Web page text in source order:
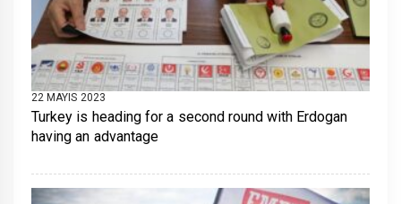
22 MAYIS 2023
Turkey is heading for a second round with Erdogan
having an advantage